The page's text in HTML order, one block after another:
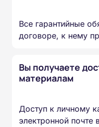
Все гарантийные
договоре, к нему
Вы получаете
материалам
Доступ к личному
электронной почте